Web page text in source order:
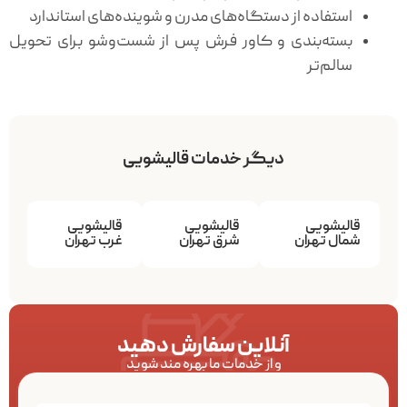
استفاده از دستگاه‌های مدرن و شوینده‌های استاندارد
بسته‌بندی و کاور فرش پس از شست‌وشو برای تحویل
سالم‌تر
دیگر خدمات قالیشویی
قالیشویی
شمال تهران
قالیشویی
شرق تهران
قالیشویی
غرب تهران
آنلاین سفارش دهید
و از خدمات ما بهره مند شوید